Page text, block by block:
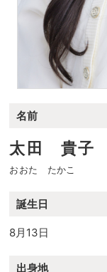
名前
太田 貴子
おおた たかこ
誕生日
8月13日
出身地